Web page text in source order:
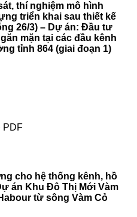
thí nghiệm mô hình
triển khai sau thiết kế
26/3) – Dự án: Đầu tư
mặn tại các đầu kênh
tỉnh 864 (giai đoạn 1)
PDF
cho hệ thống kênh, hồ
án Khu Đô Thị Mới Vàm
từ sông Vàm Cỏ